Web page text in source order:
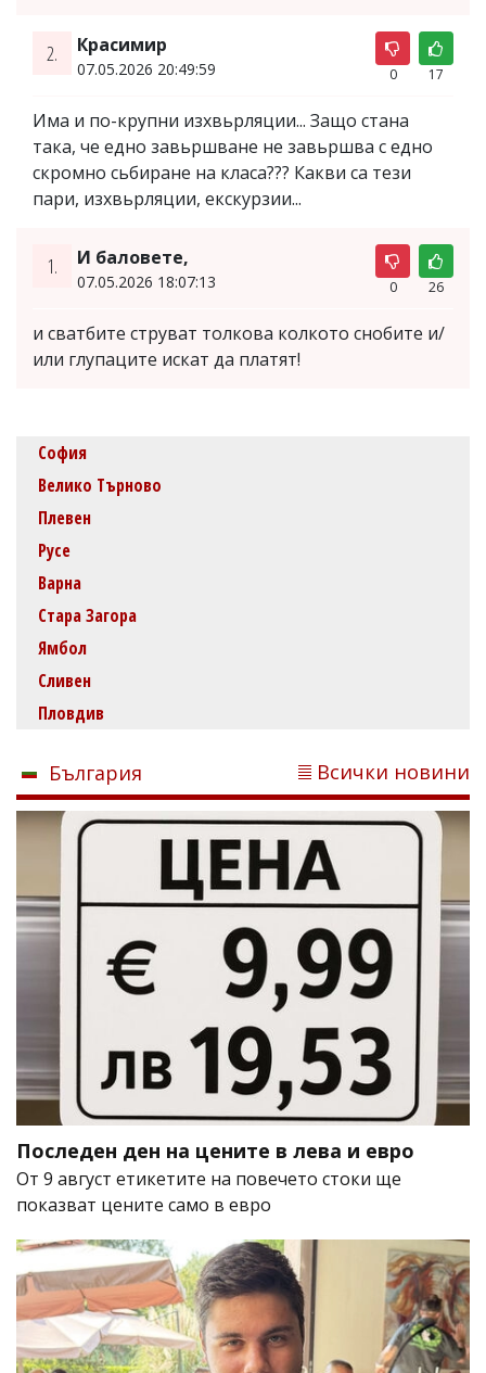
2. Красимир
07.05.2026 20:49:59 0 17
Има и по-крупни изхвьрляции... Защо стана
така, че едно завьршване не завьршва с едно
скромно сьбиране на класа??? Какви са тези
пари, изхвьрляции, екскурзии...
1. И баловете,
07.05.2026 18:07:13 0 26
и сватбите струват толкова колкото снобите и/
или глупаците искат да платят!
София
Велико Търново
Плевен
Русе
Варна
Стара Загора
Ямбол
Сливен
Пловдив
България Всички новини
Последен ден на цените в лева и евро
От 9 август етикетите на повечето стоки ще
показват цените само в евро